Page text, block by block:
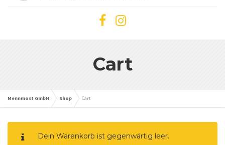
Cart
Mennmost GmbH Shop Cart
Dein Warenkorb ist gegenwärtig leer.